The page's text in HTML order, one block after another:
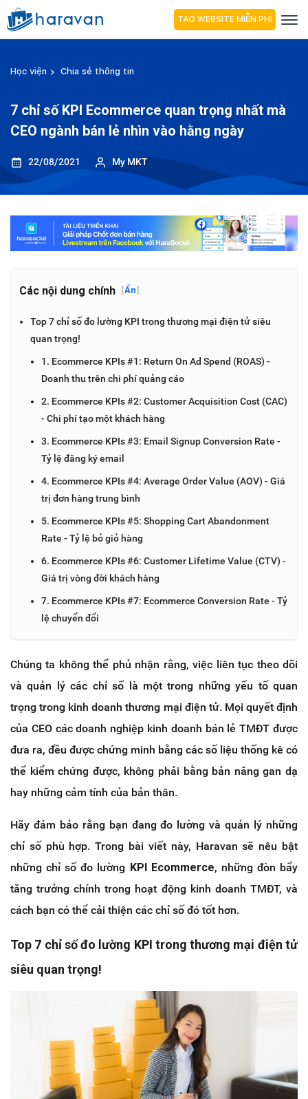
TẠO WEBSITE MIỄN PHÍ
Học viện Chia sẻ thông tin
7 chỉ số KPI Ecommerce quan trọng nhất mà
CEO ngành bán lẻ nhìn vào hằng ngày
22/08/2021 My MKT
Các nội dung chính [Ẩn]
Top 7 chỉ số đo lường KPI trong thương mại điện tử siêu
quan trọng!
1. Ecommerce KPIs #1: Return On Ad Spend (ROAS) -
Doanh thu trên chi phí quảng cáo
2. Ecommerce KPIs #2: Customer Acquisition Cost (CAC)
- Chi phí tạo một khách hàng
3. Ecommerce KPIs #3: Email Signup Conversion Rate -
Tỷ lệ đăng ký email
4. Ecommerce KPIs #4: Average Order Value (AOV) - Giá
trị đơn hàng trung bình
5. Ecommerce KPIs #5: Shopping Cart Abandonment
Rate - Tỷ lệ bỏ giỏ hàng
6. Ecommerce KPIs #6: Customer Lifetime Value (CTV) -
Giá trị vòng đời khách hàng
7. Ecommerce KPIs #7: Ecommerce Conversion Rate - Tỷ
lệ chuyển đổi
Chúng ta không thể phủ nhận rằng, việc liên tục theo dõi
và quản lý các chỉ số là một trong những yếu tố quan
trọng trong kinh doanh thương mại điện tử. Mọi quyết định
của CEO các doanh nghiệp kinh doanh bán lẻ TMĐT được
đưa ra, đều được chứng minh bằng các số liệu thống kê có
thể kiểm chứng được, không phải bằng bản năng gan dạ
hay những cảm tính của bản thân.
Hãy đảm bảo rằng bạn đang đo lường và quản lý những
chỉ số phù hợp. Trong bài viết này, Haravan sẽ nêu bật
những chỉ số đo lường KPI Ecommerce, những đòn bẩy
tăng trưởng chính trong hoạt động kinh doanh TMĐT, và
cách bạn có thể cải thiện các chỉ số đó tốt hơn.
Top 7 chỉ số đo lường KPI trong thương mại điện tử
siêu quan trọng!